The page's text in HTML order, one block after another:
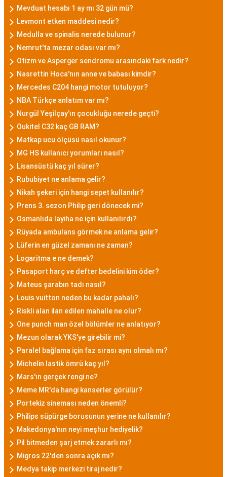
Mevduat hesabı 1 ay mı 32 gün mü?
Levmont etken maddesi nedir?
Medulla ve spinalis nerede bulunur?
Nemrut'ta mezar odası var mı?
Otizm ve Asperger sendromu arasındaki fark nedir?
Nasrettin Hoca'nın anne ve babası kimdir?
Mercedes C204 hangi motor tutuluyor?
NBA Türkçe anlatım var mı?
Nurgül Yeşilçay'ın çocukluğu nerede geçti?
Oukitel C32 kaç GB RAM?
Matkap ucu ölçüsü nasıl okunur?
MG HS kullanıcı yorumları nasıl?
Lisansüstü kaç yıl sürer?
Rububiyet ne anlama gelir?
Nikah şekeri için hangi sepet kullanılır?
Prens 3. sezon Philip geri dönecek mi?
Osmanlıda layiha ne için kullanılırdı?
Rüyada ambulans görmek ne anlama gelir?
Lüferin en güzel zamanı ne zaman?
Logaritma e ne demek?
Pasaport harç ve defter bedelini kim öder?
Mateus şarabın tadı nasıl?
Louis vuitton neden bu kadar pahalı?
Riskli alan ilan edilen mahalle ne olur?
One punch man özel bölümler ne anlatıyor?
Mezun olarak YKS'ye girebilir mi?
Paralel bağlama için faz sırası aynı olmalı mı?
Michelin lastik ömrü kaç yıl?
Mars'ın gerçek rengi ne?
Meme MR'da hangi kanserler görülür?
Portekiz sineması neden önemli?
Philips süpürge borusunun yerine ne kullanılır?
Makedonya'nın neyi meşhur hediyelik?
Pil bitmeden şarj etmek zararlı mı?
Migros 22'den sonra açık mı?
Medya takip merkezi tiraj nedir?